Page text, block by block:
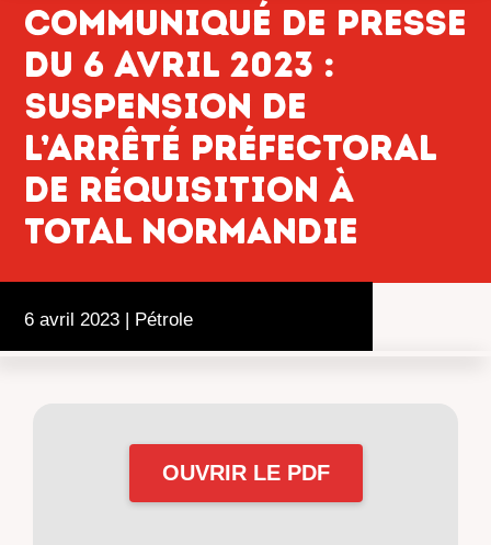
Communiqué de presse
du 6 avril 2023 :
Suspension de
l’arrêté préfectoral
de réquisition à
Total Normandie
6 avril 2023 | Pétrole
OUVRIR LE PDF